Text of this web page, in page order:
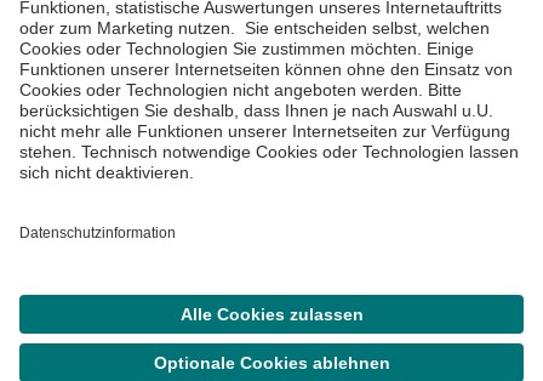
Impressum
©Asklepios Kliniken GmbH & Co. KGaA 2026